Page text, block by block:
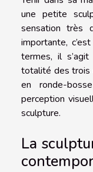
une petite
sensation très
importante,
termes, il
totalité des trois
en ronde-
perception
sculpture.
La